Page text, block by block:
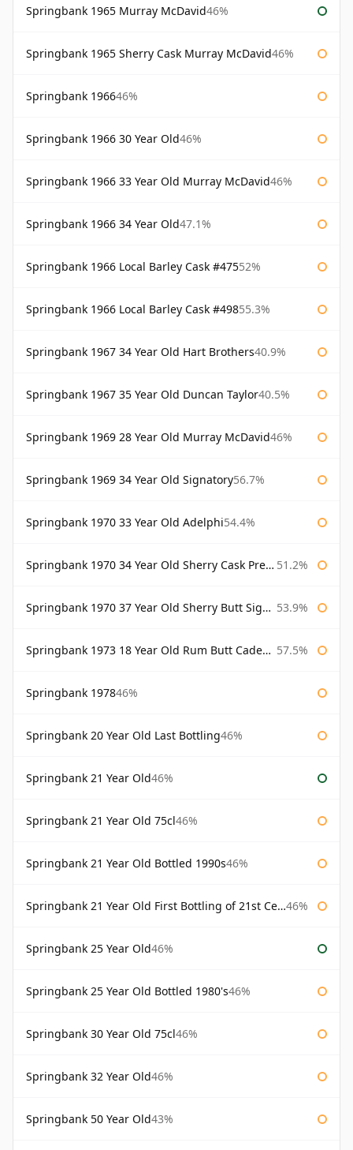
Springbank 1965 Murray McDavid46%
Springbank 1965 Sherry Cask Murray McDavid46%
Springbank 196646%
Springbank 1966 30 Year Old46%
Springbank 1966 33 Year Old Murray McDavid46%
Springbank 1966 34 Year Old47.1%
Springbank 1966 Local Barley Cask #47552%
Springbank 1966 Local Barley Cask #49855.3%
Springbank 1967 34 Year Old Hart Brothers40.9%
Springbank 1967 35 Year Old Duncan Taylor40.5%
Springbank 1969 28 Year Old Murray McDavid46%
Springbank 1969 34 Year Old Signatory56.7%
Springbank 1970 33 Year Old Adelphi54.4%
Springbank 1970 34 Year Old Sherry Cask Prestonfield 51.2%
Springbank 1970 37 Year Old Sherry Butt Signatory Cask Strength Collection 53.9%
Springbank 1973 18 Year Old Rum Butt Cadenhead's 57.5%
Springbank 197846%
Springbank 20 Year Old Last Bottling46%
Springbank 21 Year Old46%
Springbank 21 Year Old 75cl46%
Springbank 21 Year Old Bottled 1990s46%
Springbank 21 Year Old First Bottling of 21st Century 46%
Springbank 25 Year Old46%
Springbank 25 Year Old Bottled 1980's46%
Springbank 30 Year Old 75cl46%
Springbank 32 Year Old46%
Springbank 50 Year Old43%